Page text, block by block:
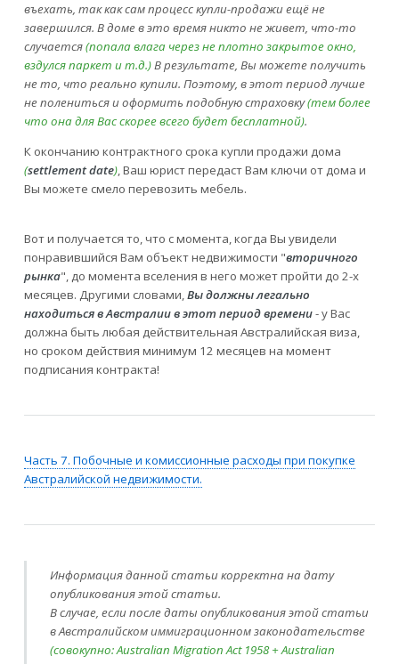
въехать, так как сам процесс купли-продажи ещё не
завершился. В доме в это время никто не живет, что-то
случается(попала влага через не плотно закрытое окно,
вздулся паркет и т.д.)В результате, Вы можете получить
не то, что реально купили. Поэтому, в этот период лучше
не полениться и оформить подобную страховку(тем более
что она для Вас скорее всего будет бесплатной).
К окончанию контрактного срока купли продажи дома
(settlement date), Ваш юрист передаст Вам ключи от дома и
Вы можете смело перевозить мебель.
Вот и получается то, что с момента, когда Вы увидели
понравившийся Вам объект недвижимости "вторичного
рынка", до момента вселения в него может пройти до 2-х
месяцев. Другими словами,Вы должны легально
находиться в Австралии в этот период времени- у Вас
должна быть любая действительная Австралийская виза,
но сроком действия минимум 12 месяцев на момент
подписания контракта!
Часть 7. Побочные и комиссионные расходы при покупке
Австралийской недвижимости.
Информация данной статьи корректна на дату
опубликования этой статьи.
В случае, если после даты опубликования этой статьи
в Австралийском иммиграционном законодательстве
(совокупно: Australian Migration Act 1958 + Australian